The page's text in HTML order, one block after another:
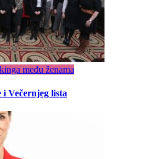
među ženama
i Večernjeg lista